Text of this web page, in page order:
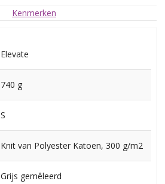
Kenmerken
Elevate
740 g
S
Knit van Polyester Katoen, 300 g/m2
Grijs gemêleerd